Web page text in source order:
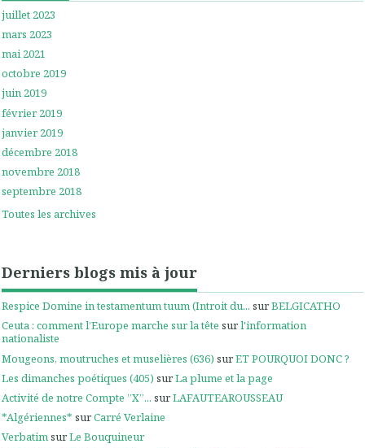
juillet 2023
mars 2023
mai 2021
octobre 2019
juin 2019
février 2019
janvier 2019
décembre 2018
novembre 2018
septembre 2018
Toutes les archives
Derniers blogs mis à jour
Respice Domine in testamentum tuum (Introit du... surBELGICATHO
Ceuta : comment l’Europe marche sur la tête surl'information
nationaliste
Mougeons, moutruches et muselières (636) surET POURQUOI DONC ?
Les dimanches poétiques (405) surLa plume et la page
Activité de notre Compte ”X”... surLAFAUTEAROUSSEAU
*Algériennes* surCarré Verlaine
VerbatimsurLe Bouquineur